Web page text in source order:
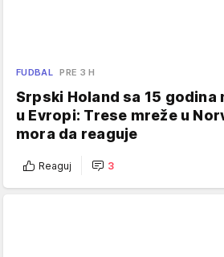
FUDBAL PRE 3 H
Srpski Holand sa 15
u Evropi: Trese mreže u
mora da reaguje
Reaguj 3